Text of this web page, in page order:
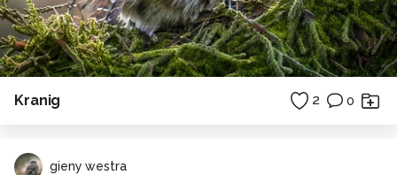
Kranig 2 0
gieny westra